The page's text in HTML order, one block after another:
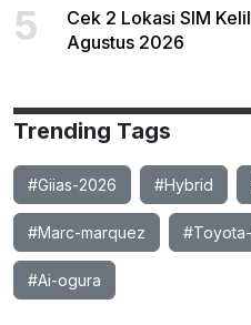
5
Cek 2 Lokasi SIM
Agustus 2026
Trending Tags
#Giias-2026 #Hybrid
#Marc-marquez
#Ai-ogura